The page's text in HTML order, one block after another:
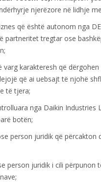
njerëzore në lidhje
që është autonom nga
partneritet tregtar ose
karakteresh që
që ai uebsajt të njohë
të tjera;
nga Daikin
botën;
person juridik që
person juridik i cili